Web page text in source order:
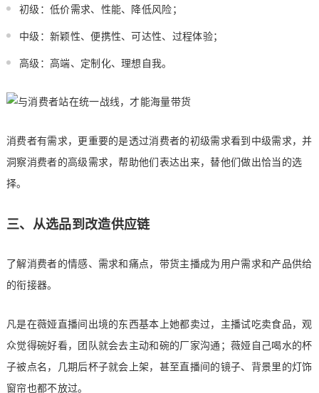
初级：低价需求、性能、降低风险；
中级：新颖性、便携性、可达性、过程体验；
高级：高端、定制化、理想自我。
消费者有需求，更重要的是透过消费者的初级需求看到中级需求，并
洞察消费者的高级需求，帮助他们表达出来，替他们做出恰当的选
择。
三、从选品到改造供应链
了解消费者的情感、需求和痛点，带货主播成为用户需求和产品供给
的衔接器。
凡是在薇娅直播间出境的东西基本上她都卖过，主播试吃卖食品，观
众觉得碗好看，团队就会去主动和碗的厂家沟通；薇娅自己喝水的杯
子被点名，几期后杯子就会上架，甚至直播间的镜子、背景里的灯饰
窗帘也都不放过。